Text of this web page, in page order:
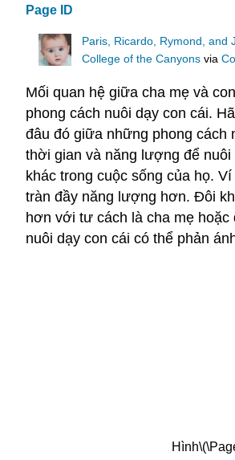
Page ID
Paris, Ricardo, Rymond, and
College of the Canyons via
Mối quan hệ giữa cha mẹ và
phong cách nuôi dạy con cái.
đâu đó giữa những phong cách
thời gian và năng lượng để
khác trong cuộc sống của họ.
tràn đầy năng lượng hơn. Đôi
hơn với tư cách là cha mẹ hoặc
nuôi dạy con cái có thể phản
Hình